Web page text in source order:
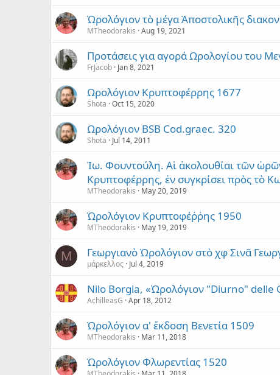
Ὡρολόγιον τὸ μέγα Ἀποστολικῆς
MTheodorakis Aug 19, 2021
Προτάσεις για αγορά Ωρολογίου του
FrJacob Jan 8, 2021
Ωρολόγιον Κρυπτοφέρρης 1677
Shota Oct 15, 2020
Ωρολόγιον BSB Cod.graec. 320
Shota Jul 14, 2011
Ἰω. Φουντούλη. Αἱ ἀκολουθίαι τῶν
Κρυπτοφέρρης, ἐν συγκρίσει πρὸς τὸ
MTheodorakis May 20, 2019
Ὡρολόγιον Κρυπτοφέῤῥης 1950
MTheodorakis May 19, 2019
Μ Γεωργιανὸ Ὡρολόγιον στὸ χφ Σινᾶ
μάρκελλος Jul 4, 2019
Nilo Borgia, «Ὡρολόγιον "Diurno"
AchilleasG Apr 18, 2012
Ὡρολόγιον α' ἔκδοση Βενετία 1509
MTheodorakis Mar 11, 2018
Ὡρολόγιον Φλωρεντίας 1520